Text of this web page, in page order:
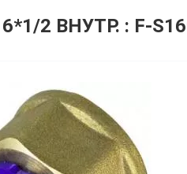
2 ВНУТР. : F-